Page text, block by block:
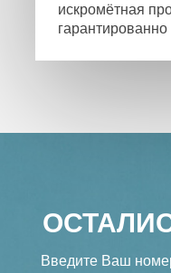
искромётная
Введите Ваш